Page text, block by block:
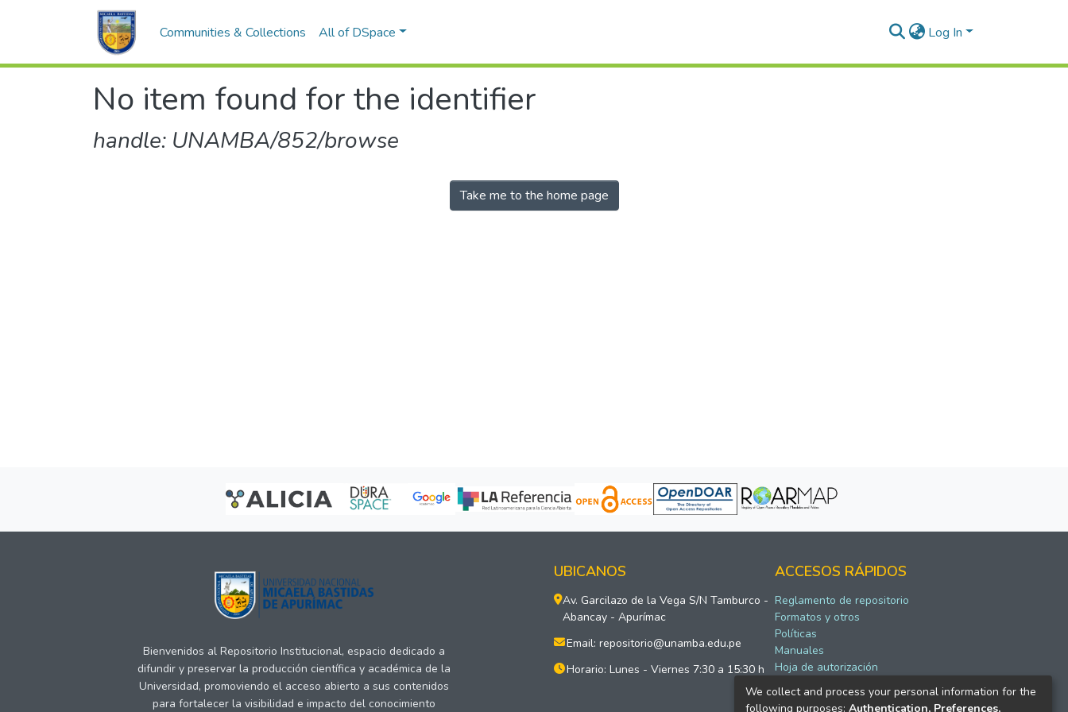
Communities & Collections All of DSpace Log In
No item found for the identifier
handle: UNAMBA/852/browse
Take me to the home page
Bienvenidos al Repositorio Institucional, espacio dedicado a
difundir y preservar la producción científica y académica de la
Universidad, promoviendo el acceso abierto a sus contenidos
para fortalecer la visibilidad e impacto del conocimiento
UBICANOS
Av. Garcilazo de la Vega S/N Tamburco -
Abancay - Apurímac
Email: repositorio@unamba.edu.pe
Horario: Lunes - Viernes 7:30 a 15:30 h
ACCESOS RÁPIDOS
Reglamento de repositorio
Formatos y otros
Políticas
Manuales
Hoja de autorización
We collect and process your personal information for the
following purposes: Authentication, Preferences,